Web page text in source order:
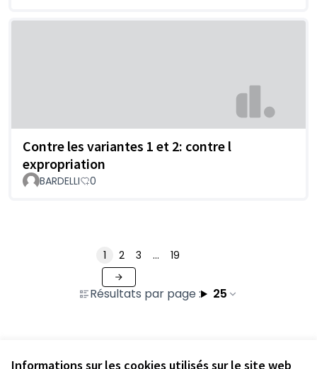
Informations sur les cookies utilisés sur le site web
Contre les variantes 1 et 2: contre l
expropriation
BARDELLI 0
Résultats par page : 25
1 2 3 … 19